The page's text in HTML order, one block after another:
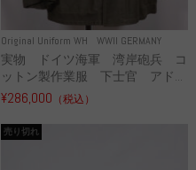
Original Uniform WH WWII GERMANY
実物 ドイツ海軍 湾岸砲兵 コ
ットン製作業服 下士官 アド...
¥286,000 （税込）
売り切れ